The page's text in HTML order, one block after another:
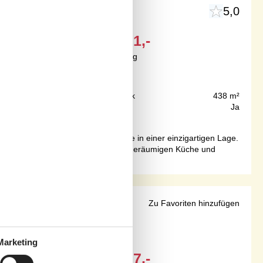
5,0
621,-
Inkl. Endreinigung
Grundstück
438 m²
Ja
Urlaubsdomizil begrüßt Sie in einer einzigartigen Lage.
leckere Gerichte in der geräumigen Küche und
367,-
Zu Favoriten hinzufügen